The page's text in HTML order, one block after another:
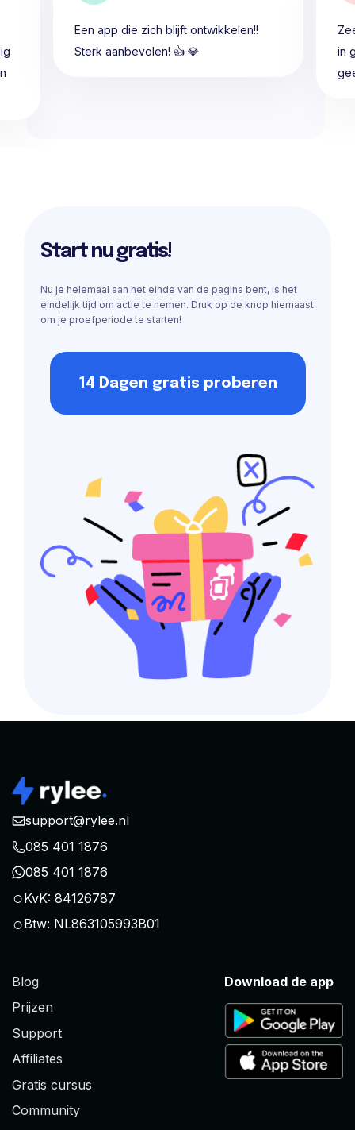
Een app die zich blijft ontwikkelen!!
Sterk aanbevolen! 👍 💎
in
Start nu gratis!
Nu je helemaal aan het einde van de pagina bent, is het
eindelijk tijd om actie te nemen. Druk op de knop hiernaast
om je proefperiode te starten!
14 Dagen gratis proberen
support@rylee.nl
085 401 1876
085 401 1876
○KvK: 84126787
○Btw: NL863105993B01
Blog
Prijzen
Support
Affiliates
Gratis cursus
Community
Download de app